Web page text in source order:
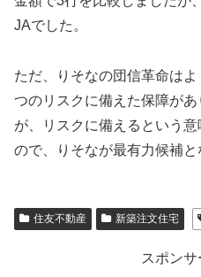
JAでした。
ただ、りそなの団信革命は
つのリスクに備えた保障が
が、リスクに備えるという
ので、りそなが最有力候補と
住友不動産 新築注文住宅
スポンサ